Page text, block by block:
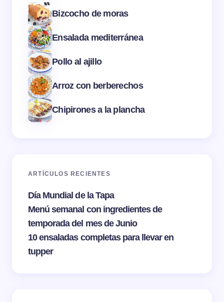
Bizcocho de moras
Ensalada mediterránea
Pollo al ajillo
Arroz con berberechos
Chipirones a la plancha
ARTÍCULOS RECIENTES
Día Mundial de la Tapa
Menú semanal con ingredientes de
temporada del mes de Junio
10 ensaladas completas para llevar en
tupper